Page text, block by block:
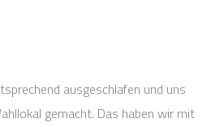
ausgeschlafen und uns
gemacht. Das haben wir mit